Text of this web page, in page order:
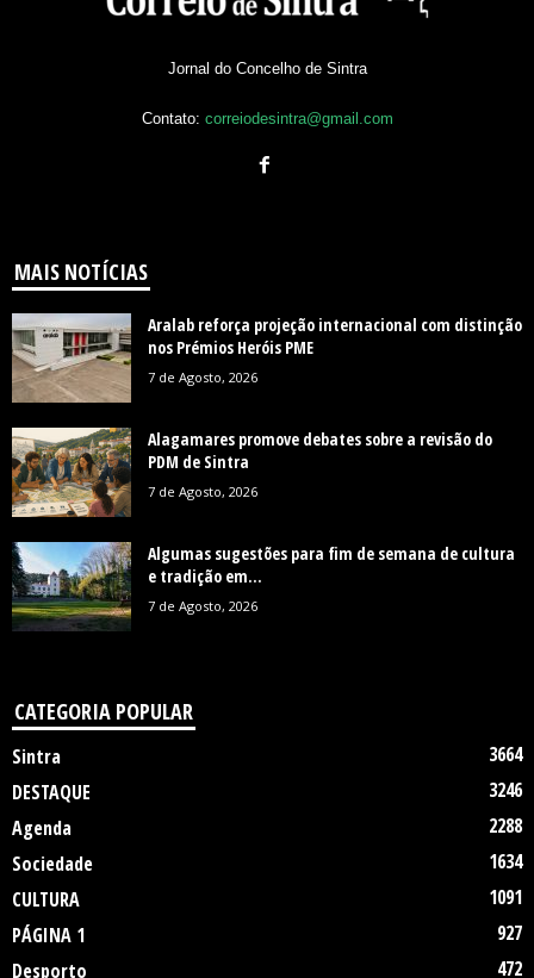
Jornal do Concelho de Sintra
Contato: correiodesintra@gmail.com
MAIS NOTÍCIAS
Aralab reforça projeção internacional com distinção
nos Prémios Heróis PME
7 de Agosto, 2026
Alagamares promove debates sobre a revisão do
PDM de Sintra
7 de Agosto, 2026
Algumas sugestões para fim de semana de cultura
e tradição em...
7 de Agosto, 2026
CATEGORIA POPULAR
Sintra
3664
DESTAQUE
3246
Agenda
2288
Sociedade
1634
CULTURA
1091
PÁGINA 1
927
Desporto
472